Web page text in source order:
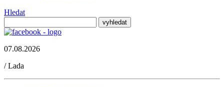
Hledat
07.08.2026
/Lada